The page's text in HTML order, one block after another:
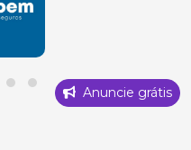
Anuncie grátis